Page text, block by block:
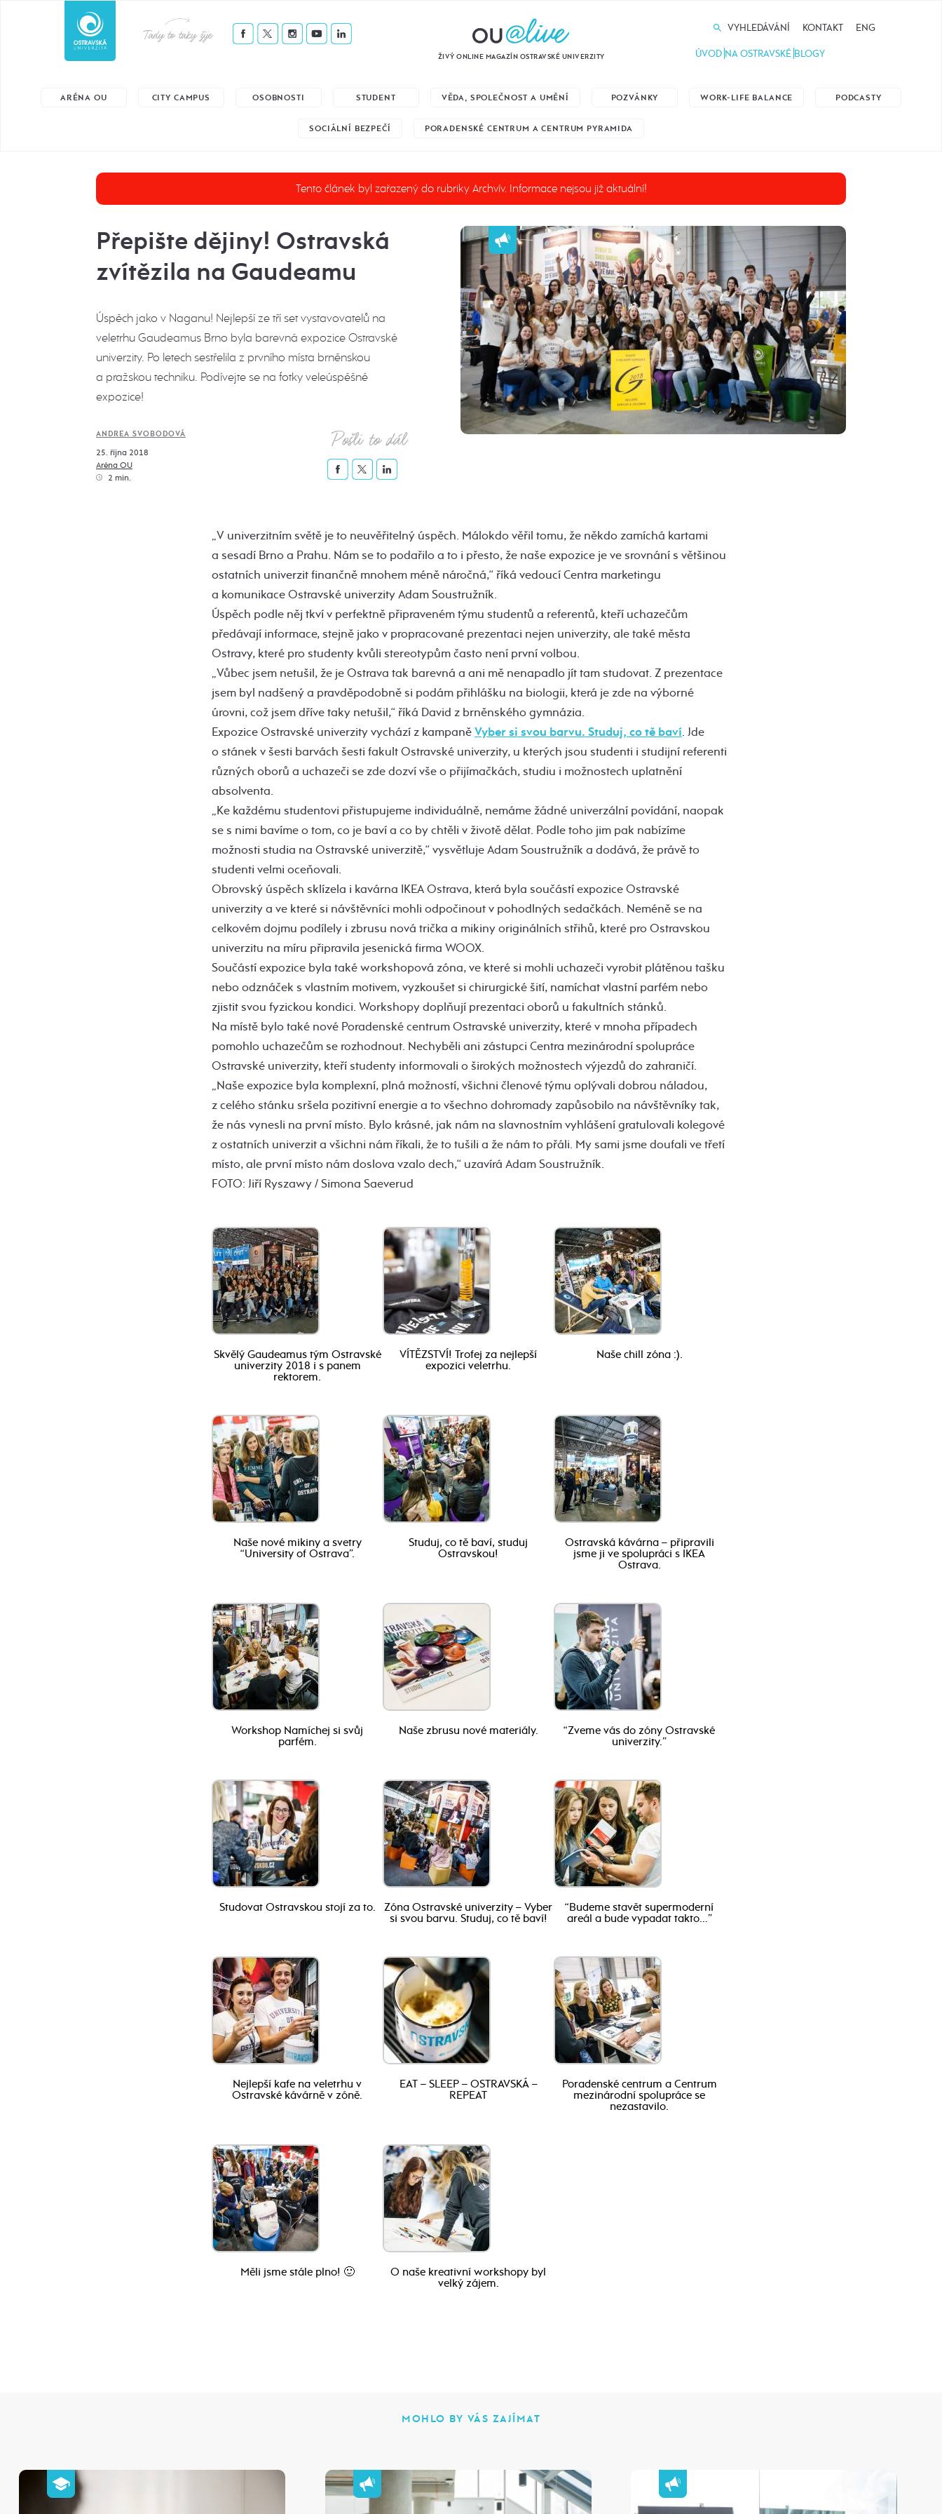
Tady to taky žije
ŽIVÝ ONLINE MAGAZÍN OSTRAVSKÉ UNIVERZITY
VYHLEDÁVÁNÍ KONTAKT ENG
ÚVOD NA OSTRAVSKÉ BLOGY
ARÉNA OU CITY CAMPUS OSOBNOSTI STUDENT VĚDA, SPOLEČNOST A UMĚNÍ POZVÁNKY WORK-LIFE BALANCE PODCASTY
SOCIÁLNÍ BEZPEČÍ PORADENSKÉ CENTRUM A CENTRUM PYRAMIDA
Tento článek byl zařazený do rubriky Archvív. Informace nejsou již aktuální!
Přepište dějiny! Ostravská
zvítězila na Gaudeamu
Úspěch jako v Naganu! Nejlepší ze tří set vystavovatelů na
veletrhu Gaudeamus Brno byla barevná expozice Ostravské
univerzity. Po letech sestřelila z prvního místa brněnskou
a pražskou techniku. Podívejte se na fotky veleúspěšné
expozice!
ANDREA SVOBODOVÁ
25. října 2018
Aréna OU
2 min.
Pošli to dál
„V univerzitním světě je to neuvěřitelný úspěch. Málokdo věřil tomu, že někdo zamíchá kartami
a sesadí Brno a Prahu. Nám se to podařilo a to i přesto, že naše expozice je ve srovnání s většinou
ostatních univerzit finančně mnohem méně náročná,“ říká vedoucí Centra marketingu
a komunikace Ostravské univerzity Adam Soustružník.
Úspěch podle něj tkví v perfektně připraveném týmu studentů a referentů, kteří uchazečům
předávají informace, stejně jako v propracované prezentaci nejen univerzity, ale také města
Ostravy, které pro studenty kvůli stereotypům často není první volbou.
„Vůbec jsem netušil, že je Ostrava tak barevná a ani mě nenapadlo jít tam studovat. Z prezentace
jsem byl nadšený a pravděpodobně si podám přihlášku na biologii, která je zde na výborné
úrovni, což jsem dříve taky netušil,“ říká David z brněnského gymnázia.
Expozice Ostravské univerzity vychází z kampaněVyber si svou barvu. Studuj, co tě baví. Jde
o stánek v šesti barvách šesti fakult Ostravské univerzity, u kterých jsou studenti i studijní referenti
různých oborů a uchazeči se zde dozví vše o přijímačkách, studiu i možnostech uplatnění
absolventa.
„Ke každému studentovi přistupujeme individuálně, nemáme žádné univerzální povídání, naopak
se s nimi bavíme o tom, co je baví a co by chtěli v životě dělat. Podle toho jim pak nabízíme
možnosti studia na Ostravské univerzitě,“ vysvětluje Adam Soustružník a dodává, že právě to
studenti velmi oceňovali.
Obrovský úspěch sklízela i kavárna IKEA Ostrava, která byla součástí expozice Ostravské
univerzity a ve které si návštěvníci mohli odpočinout v pohodlných sedačkách. Neméně se na
celkovém dojmu podílely i zbrusu nová trička a mikiny originálních střihů, které pro Ostravskou
univerzitu na míru připravila jesenická firma WOOX.
Součástí expozice byla také workshopová zóna, ve které si mohli uchazeči vyrobit plátěnou tašku
nebo odznáček s vlastním motivem, vyzkoušet si chirurgické šití, namíchat vlastní parfém nebo
zjistit svou fyzickou kondici. Workshopy doplňují prezentaci oborů u fakultních stánků.
Na místě bylo také nové Poradenské centrum Ostravské univerzity, které v mnoha případech
pomohlo uchazečům se rozhodnout. Nechyběli ani zástupci Centra mezinárodní spolupráce
Ostravské univerzity, kteří studenty informovali o širokých možnostech výjezdů do zahraničí.
„Naše expozice byla komplexní, plná možností, všichni členové týmu oplývali dobrou náladou,
z celého stánku sršela pozitivní energie a to všechno dohromady zapůsobilo na návštěvníky tak,
že nás vynesli na první místo. Bylo krásné, jak nám na slavnostním vyhlášení gratulovali kolegové
z ostatních univerzit a všichni nám říkali, že to tušili a že nám to přáli. My sami jsme doufali ve třetí
místo, ale první místo nám doslova vzalo dech,“ uzavírá Adam Soustružník.
FOTO: Jiří Ryszawy / Simona Saeverud
Skvělý Gaudeamus tým Ostravské
univerzity 2018 i s panem
rektorem.
VÍTĚZSTVÍ! Trofej za nejlepší
expozici veletrhu.
Naše chill zóna :).
Naše nové mikiny a svetry
“University of Ostrava”.
Studuj, co tě baví, studuj
Ostravskou!
Ostravská kávárna – připravili
jsme ji ve spolupráci s IKEA
Ostrava.
Workshop Namíchej si svůj
parfém.
Naše zbrusu nové materiály.
“Zveme vás do zóny Ostravské
univerzity.”
Studovat Ostravskou stojí za to.
Zóna Ostravské univerzity – Vyber
si svou barvu. Studuj, co tě baví!
“Budeme stavět supermoderní
areál a bude vypadat takto…”
Nejlepší kafe na veletrhu v
Ostravské kávárně v zóně.
EAT – SLEEP – OSTRAVSKÁ –
REPEAT
Poradenské centrum a Centrum
mezinárodní spolupráce se
nezastavilo.
Měli jsme stále plno! 🙂
O naše kreativní workshopy byl
velký zájem.
MOHLO BY VÁS ZAJÍMAT